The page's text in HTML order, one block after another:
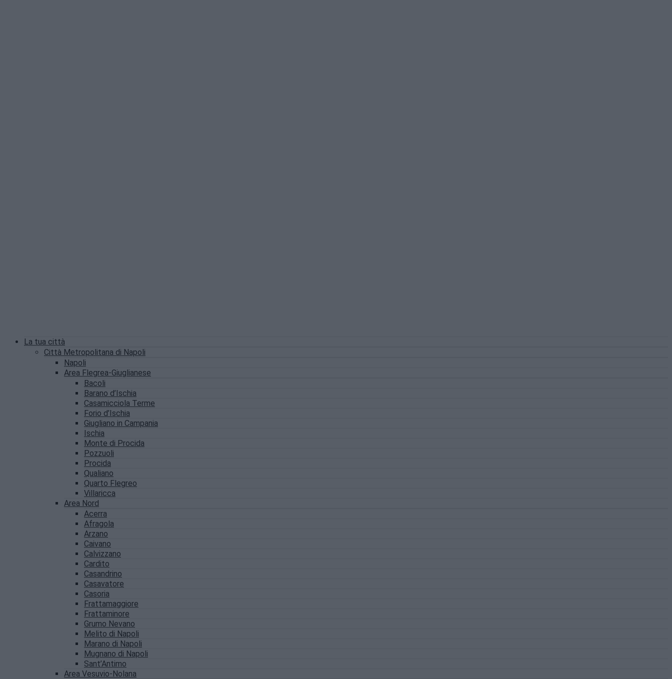
La tua città
Città Metropolitana di Napoli
Napoli
Area Flegrea-Giuglianese
Bacoli
Barano d’Ischia
Casamicciola Terme
Forio d’Ischia
Giugliano in Campania
Ischia
Monte di Procida
Pozzuoli
Procida
Qualiano
Quarto Flegreo
Villaricca
Area Nord
Acerra
Afragola
Arzano
Caivano
Calvizzano
Cardito
Casandrino
Casavatore
Casoria
Frattamaggiore
Frattaminore
Grumo Nevano
Melito di Napoli
Marano di Napoli
Mugnano di Napoli
Sant’Antimo
Area Vesuvio-Nolana